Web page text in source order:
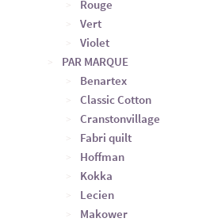
Rouge
Vert
Violet
PAR MARQUE
Benartex
Classic Cotton
Cranstonvillage
Fabri quilt
Hoffman
Kokka
Lecien
Makower